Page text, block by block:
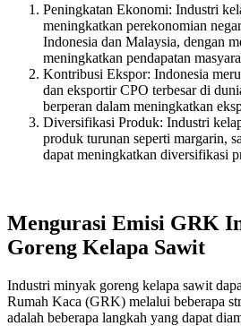
Peningkatan Ekonomi: Industri
meningkatkan perekonomian
Indonesia dan Malaysia, dengan
meningkatkan pendapatan
Kontribusi Ekspor: Indonesia
dan eksportir CPO terbesar di
berperan dalam meningkatkan
Diversifikasi Produk: Industri
produk turunan seperti margarin,
dapat meningkatkan diversifikasi
Mengurasi Emisi GRK
Goreng Kelapa Sawit
Industri minyak goreng kelapa sawit
Rumah Kaca (GRK) melalui beberapa
adalah beberapa langkah yang dapat